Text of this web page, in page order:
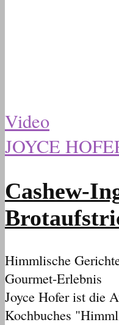
Video
JOYCE
Cashew-
Himmlische
Gourmet-Erlebnis
Joyce Hofer ist die
Kochbuches